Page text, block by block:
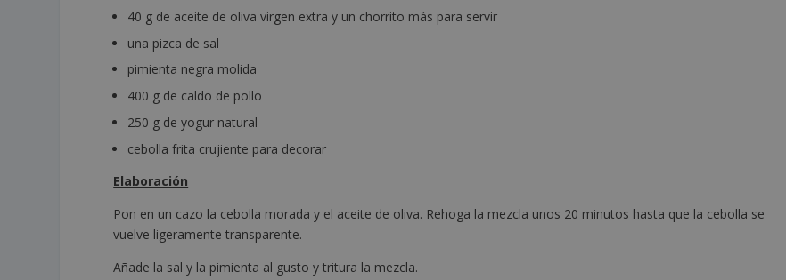
40 g de aceite de oliva virgen extra y un chorrito más para servir
una pizca de sal
pimienta negra molida
400 g de caldo de pollo
250 g de yogur natural
cebolla frita crujiente para decorar
Elaboración
Pon en un cazo la cebolla morada y el aceite de oliva. Rehoga la mezcla unos 20 minutos hasta que la cebolla se
vuelve ligeramente transparente.
Añade la sal y la pimienta al gusto y tritura la mezcla.